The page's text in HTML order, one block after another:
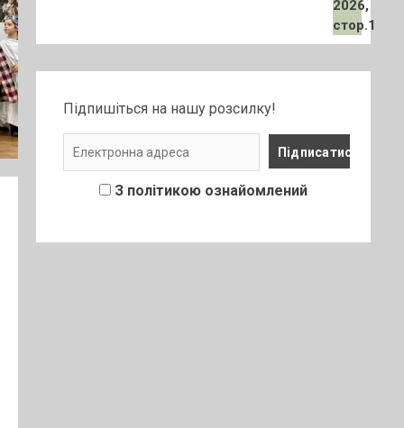
Підпишіться на нашу розсилку!
З політикою ознайомлений